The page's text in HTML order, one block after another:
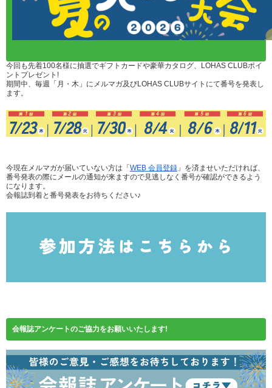
今回も先着100名様に抽選でギフトカードや豪華カタログ、LOHAS CLUBポイ
ントプレゼント!
期間中、毎週「月・木」にメルマガ及びLOHAS CLUBサイトにて番号を発表し
ます。
今現在メルマガが届いていない方は「 WEB 会員登録 」を済ませいただければ、
番号発表の際にメールの通知が来ますので見逃しなく番号が確認ができるよう
になります。
会報誌到着と番号発表をお待ちください♪
会報誌アンケートのご協力をお願いいたします!